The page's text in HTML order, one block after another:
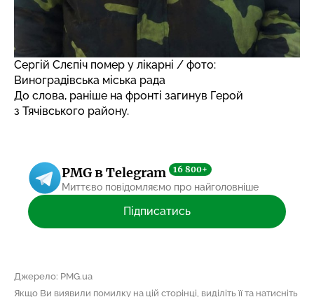
Сергій Слєпіч помер у лікарні / фото:
Виноградівська міська рада
До слова, раніше на фронті загинув Герой
з Тячівського району.
PMG в Telegram 16 800+
Миттєво повідомляємо про найголовніше
Підписатись
Джерело: PMG.ua
Якщо Ви виявили помилку на цій сторінці, виділіть її та натисніть